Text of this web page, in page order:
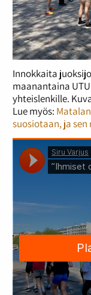
Innokkaita
maanantaina
yhteislenkille.
Lue myös:
suosiotaan, ja sen